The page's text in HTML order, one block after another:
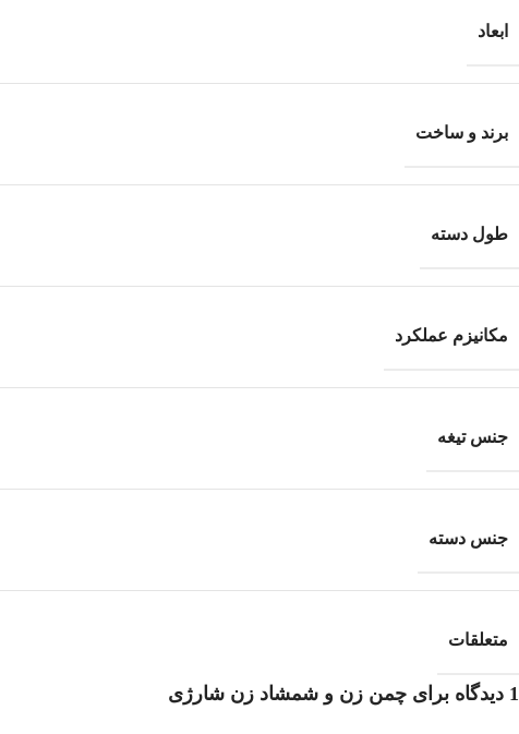
ابعاد
برند و ساخت
طول دسته
مکانیزم عملکرد
جنس تیغه
جنس دسته
متعلقات
1 دیدگاه برای چمن زن و شمشاد زن شارژی